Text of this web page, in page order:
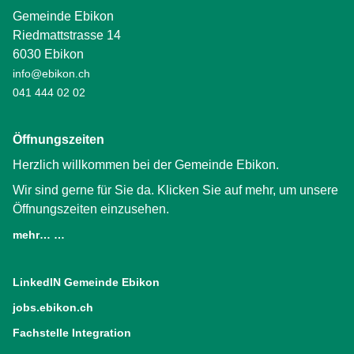
Gemeinde Ebikon
Riedmattstrasse 14
6030 Ebikon
info@ebikon.ch
041 444 02 02
Öffnungszeiten
Herzlich willkommen bei der Gemeinde Ebikon.
Wir sind gerne für Sie da. Klicken Sie auf mehr, um unsere
Öffnungszeiten einzusehen.
mehr… …
LinkedIN Gemeinde Ebikon
jobs.ebikon.ch
Fachstelle Integration